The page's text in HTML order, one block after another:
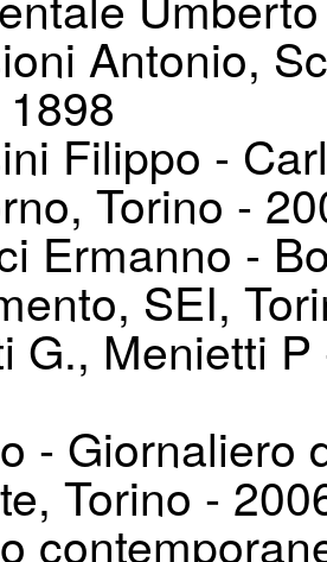
Antonio,
Filippo -
Torino -
Ermanno -
SEI,
G., Menietti
- Giornaliero
Torino -